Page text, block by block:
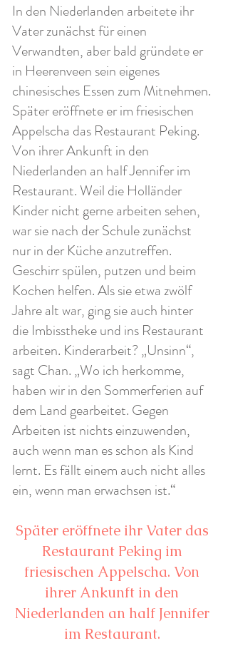
In den Niederlanden arbeitete ihr
Vater zunächst für einen
Verwandten, aber bald gründete er
in Heerenveen sein eigenes
chinesisches Essen zum Mitnehmen.
Später eröffnete er im friesischen
Appelscha das Restaurant Peking.
Von ihrer Ankunft in den
Niederlanden an half Jennifer im
Restaurant. Weil die Holländer
Kinder nicht gerne arbeiten sehen,
war sie nach der Schule zunächst
nur in der Küche anzutreffen.
Geschirr spülen, putzen und beim
Kochen helfen. Als sie etwa zwölf
Jahre alt war, ging sie auch hinter
die Imbisstheke und ins Restaurant
arbeiten. Kinderarbeit? „Unsinn“,
sagt Chan. „Wo ich herkomme,
haben wir in den Sommerferien auf
dem Land gearbeitet. Gegen
Arbeiten ist nichts einzuwenden,
auch wenn man es schon als Kind
lernt. Es fällt einem auch nicht alles
ein, wenn man erwachsen ist.“
Später eröffnete ihr Vater das
Restaurant Peking im
friesischen Appelscha. Von
ihrer Ankunft in den
Niederlanden an half Jennifer
im Restaurant.